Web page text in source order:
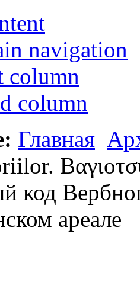
navigation
column
column
Главная
код
ареале